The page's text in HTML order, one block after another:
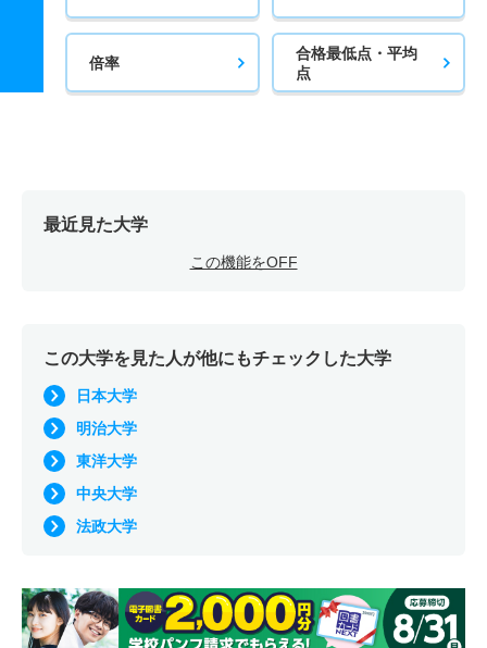
倍率
合格最低点・平均
点
最近見た大学
この機能をOFF
この大学を見た人が他にもチェックした大学
日本大学
明治大学
東洋大学
中央大学
法政大学